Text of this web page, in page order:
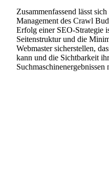
Zusammenfassend lässt
Management des Crawl
Erfolg einer SEO-Strategie
Seitenstruktur und die
Webmaster sicherstellen,
kann und die Sichtbarkeit